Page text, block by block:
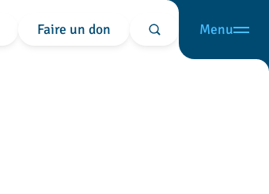
Faire un don Rechercher
Menu